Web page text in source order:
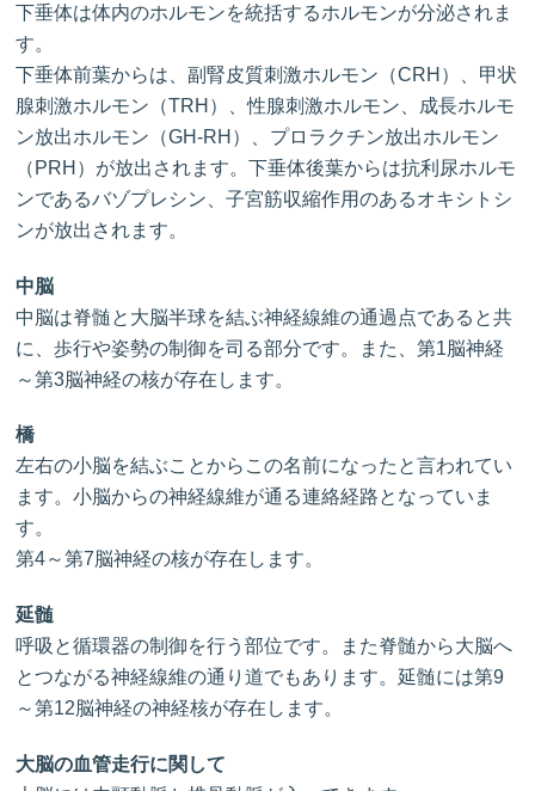
下垂体は体内のホルモンを統括するホルモンが分泌されま
す。
下垂体前葉からは、副腎皮質刺激ホルモン（CRH）、甲状
腺刺激ホルモン（TRH）、性腺刺激ホルモン、成長ホルモ
ン放出ホルモン（GH-RH）、プロラクチン放出ホルモン
（PRH）が放出されます。下垂体後葉からは抗利尿ホルモ
ンであるバゾプレシン、子宮筋収縮作用のあるオキシトシ
ンが放出されます。
中脳
中脳は脊髄と大脳半球を結ぶ神経線維の通過点であると共
に、歩行や姿勢の制御を司る部分です。また、第1脳神経
～第3脳神経の核が存在します。
橋
左右の小脳を結ぶことからこの名前になったと言われてい
ます。小脳からの神経線維が通る連絡経路となっていま
す。
第4～第7脳神経の核が存在します。
延髄
呼吸と循環器の制御を行う部位です。また脊髄から大脳へ
とつながる神経線維の通り道でもあります。延髄には第9
～第12脳神経の神経核が存在します。
大脳の血管走行に関して